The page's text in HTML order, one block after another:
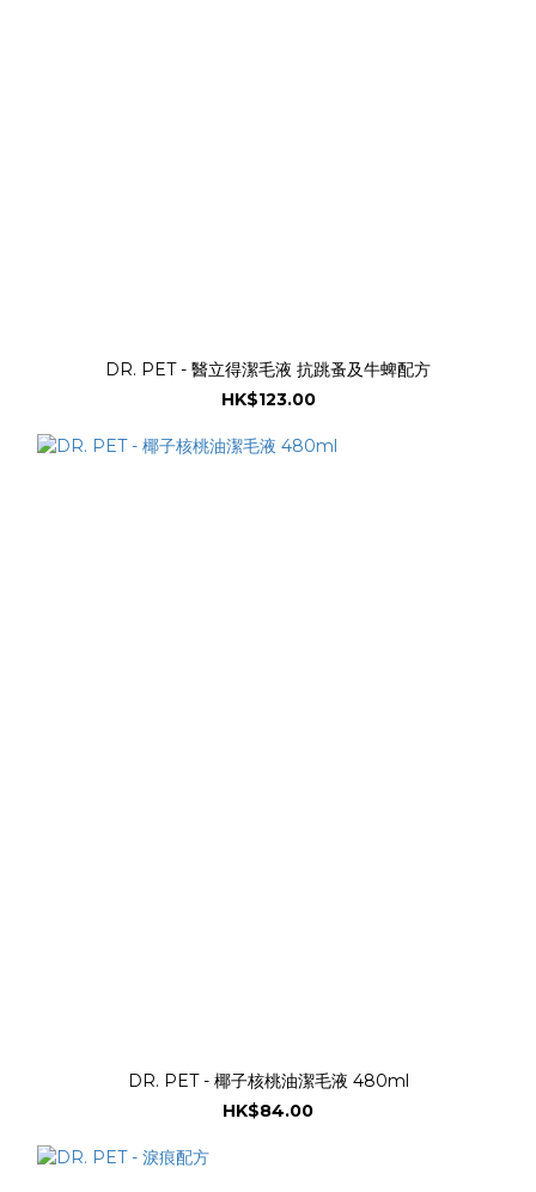
DR. PET - 醫立得潔毛液 抗跳蚤及牛蜱配方
HK$123.00
DR. PET - 椰子核桃油潔毛液 480ml
HK$84.00